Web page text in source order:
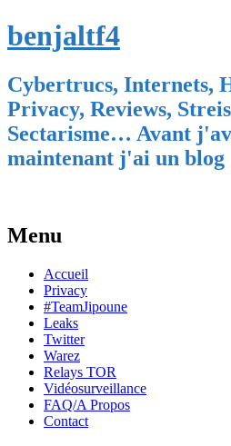
benjaltf4
Cybertrucs, Internets,
Privacy, Reviews,
Sectarisme… Avant
maintenant j'ai un blog
Menu
Skip
content
Accueil
Privacy
#TeamJipoune
Leaks
Twitter
Warez
Relays TOR
Vidéosurveillance
FAQ/A Propos
Contact